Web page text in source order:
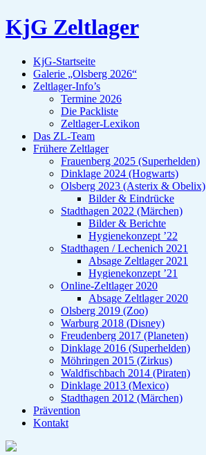
KjG Zeltlager
KjG-Startseite
Galerie „Olsberg 2026“
Zeltlager-Info’s
Termine 2026
Die Packliste
Zeltlager-Lexikon
Das ZL-Team
Frühere Zeltlager
Frauenberg 2025 (Superhelden)
Dinklage 2024 (Hogwarts)
Olsberg 2023 (Asterix & Obelix)
Bilder & Eindrücke
Stadthagen 2022 (Märchen)
Bilder & Berichte
Hygienekonzept ’22
Stadthagen / Lechenich 2021
Absage Zeltlager 2021
Hygienekonzept ’21
Online-Zeltlager 2020
Absage Zeltlager 2020
Olsberg 2019 (Zoo)
Warburg 2018 (Disney)
Freudenberg 2017 (Planeten)
Dinklage 2016 (Superhelden)
Möhringen 2015 (Zirkus)
Waldfischbach 2014 (Piraten)
Dinklage 2013 (Mexico)
Stadthagen 2012 (Märchen)
Prävention
Kontakt